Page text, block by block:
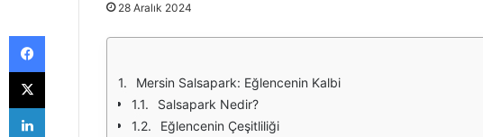
28 Aralık 2024
Mersin Salsapark: Eğlencenin Kalbi
Salsapark Nedir?
Eğlencenin Çeşitliliği
Facebook
X
LinkedIn